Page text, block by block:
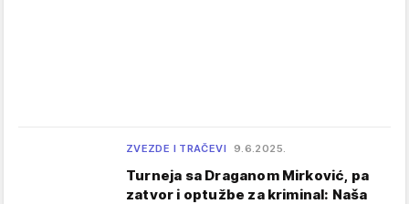
ZVEZDE I TRAČEVI 9.6.2025.
Turneja sa Draganom Mirković, pa
zatvor i optužbe za kriminal: Naša